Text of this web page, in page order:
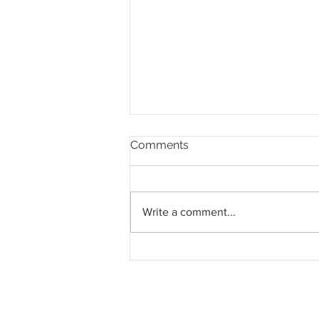
Comments
Write a comment...